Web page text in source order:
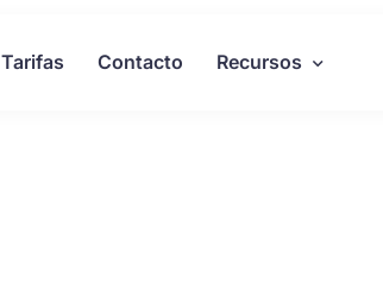
Tarifas Contacto Recursos